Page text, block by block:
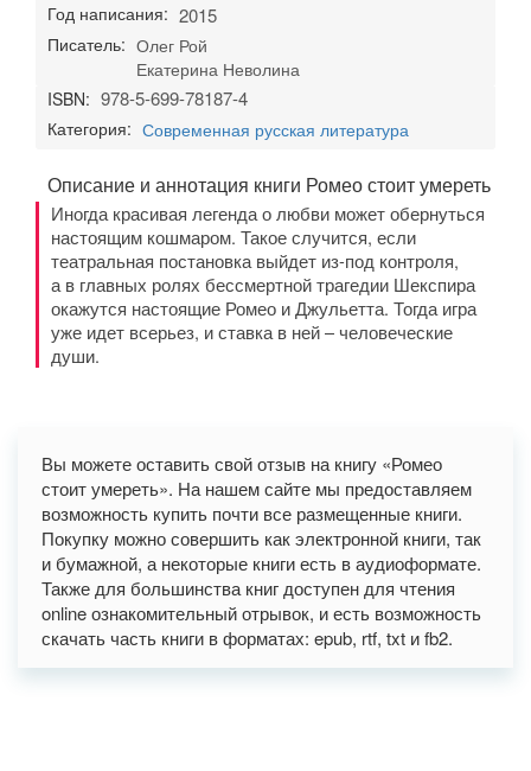
Год написания: 2015
Писатель: Олег Рой
Екатерина Неволина
ISBN: 978-5-699-78187-4
Категория: Современная русская литература
Описание и аннотация книги Ромео стоит умереть
Иногда красивая легенда о любви может обернуться
настоящим кошмаром. Такое случится, если
театральная постановка выйдет из-под контроля,
а в главных ролях бессмертной трагедии Шекспира
окажутся настоящие Ромео и Джульетта. Тогда игра
уже идет всерьез, и ставка в ней – человеческие
души.
Вы можете оставить свой отзыв на книгу «Ромео
стоит умереть». На нашем сайте мы предоставляем
возможность купить почти все размещенные книги.
Покупку можно совершить как электронной книги, так
и бумажной, а некоторые книги есть в аудиоформате.
Также для большинства книг доступен для чтения
online ознакомительный отрывок, и есть возможность
скачать часть книги в форматах: epub, rtf, txt и fb2.